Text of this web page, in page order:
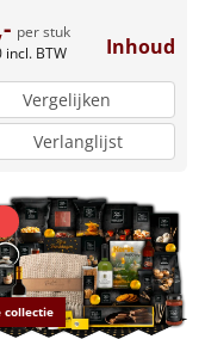
per stuk
incl. BTW Inhoud
Vergelijken
Verlanglijst
collectie